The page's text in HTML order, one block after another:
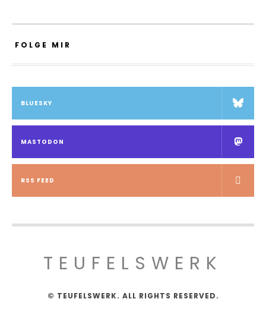
FOLGE MIR
BLUESKY
MASTODON
RSS FEED
TEUFELSWERK
© TEUFELSWERK. ALL RIGHTS RESERVED.